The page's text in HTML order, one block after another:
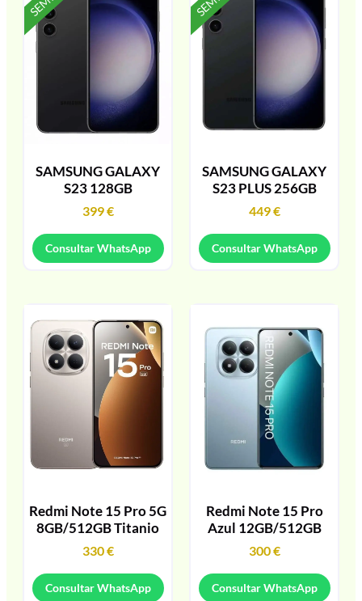
SAMSUNG GALAXY
S23 128GB
399€
Consultar WhatsApp
SAMSUNG GALAXY
S23 PLUS 256GB
449€
Consultar WhatsApp
Redmi Note 15 Pro 5G
8GB/512GB Titanio
330€
Consultar WhatsApp
Redmi Note 15 Pro
Azul 12GB/512GB
300€
Consultar WhatsApp